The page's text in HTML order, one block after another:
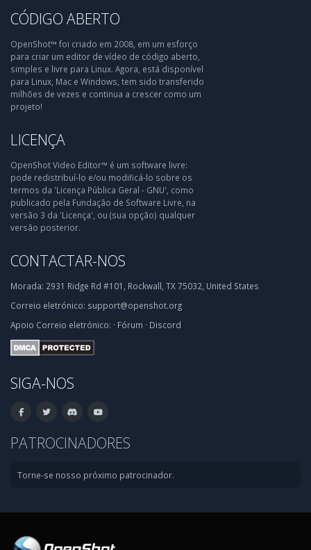
CÓDIGO ABERTO
OpenShot™ foi criado em 2008, em um esforço
para criar um editor de vídeo de código aberto,
simples e livre para Linux. Agora, está disponível
para Linux, Mac e Windows, tem sido transferido
milhões de vezes e continua a crescer como um
projeto!
LICENÇA
OpenShot Video Editor™ é um software livre:
pode redistribuí-lo e/ou modificá-lo sobre os
termos da 'Licença Pública Geral - GNU', como
publicado pela Fundação de Software Livre, na
versão 3 da 'Licença', ou (sua opção) qualquer
versão posterior.
CONTACTAR-NOS
Morada: 2931 Ridge Rd #101, Rockwall, TX 75032, United States
Correio eletrónico: support@openshot.org
Apoio Correio eletrónico: · Fórum · Discord
SIGA-NOS
PATROCINADORES
Torne-se nosso próximo patrocinador.